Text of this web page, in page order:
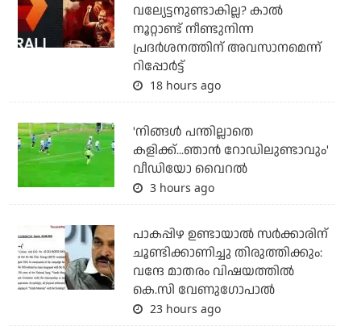
വല്യേട്ടനുണ്ടാകില്ല? കാല്‍
നൂറ്റാണ്ട് നീണ്ടുനിന്ന
പ്രദര്‍ശനത്തിന് അവസാനമെന്ന്
റിപ്പോര്‍ട്ട്
18 hours ago
'നിങ്ങള്‍ പന്തില്ലാതെ
കളിക്ക്...ഞാന്‍ റോഡിലുണ്ടാവും'
വീഡിയോ വൈറല്‍
3 hours ago
പാകപ്പിഴ ഉണ്ടായാല്‍ സര്‍ക്കാരിന്
ചൂണ്ടിക്കാണിച്ചു തിരുത്തിക്കും:
വന്ദേ മാതരം വിഷയത്തില്‍
കെ.സി വേണുഗോപാല്‍
23 hours ago